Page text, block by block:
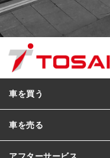
車を買う
車を売る
アフターサービス